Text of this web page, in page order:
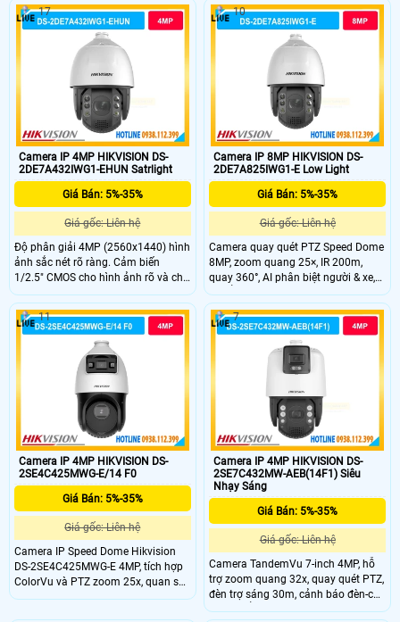
Camera IP 4MP HIKVISION DS-
2DE7A432IWG1-EHUN Satrlight
Giá Bán: 5%-35%
Giá gốc: Liên hệ
Độ phân giải 4MP (2560x1440) hình
ảnh sắc nét rõ ràng. Cảm biến
1/2.5" CMOS cho hình ảnh rõ và chi
tiết tốt. Zoom quang 32X quan sát
xa rõ nét trong mọi điều kiện. Hồng
ngoại 200m hỗ trợ giám sát ban
đêm hiệu quả cao.
17
Camera IP 8MP HIKVISION DS-
2DE7A825IWG1-E Low Light
Giá Bán: 5%-35%
Giá gốc: Liên hệ
Camera quay quét PTZ Speed Dome
8MP, zoom quang 25×, IR 200m,
quay 360°, AI phân biệt người & xe,
chuẩn IP67 ngoài trời.
10
Camera IP 4MP HIKVISION DS-
2SE4C425MWG-E/14 F0
Giá Bán: 5%-35%
Giá gốc: Liên hệ
Camera IP Speed Dome Hikvision
DS-2SE4C425MWG-E 4MP, tích hợp
ColorVu và PTZ zoom 25x, quan sát
màu 24/7, IR 100m.
11
Camera IP 4MP HIKVISION DS-
2SE7C432MW-AEB(14F1) Siêu
Nhạy Sáng
Giá Bán: 5%-35%
Giá gốc: Liên hệ
Camera TandemVu 7-inch 4MP, hỗ
trợ zoom quang 32x, quay quét PTZ,
đèn trợ sáng 30m, cảnh báo đèn-còi,
đạt chuẩn IP66 & IK10
7